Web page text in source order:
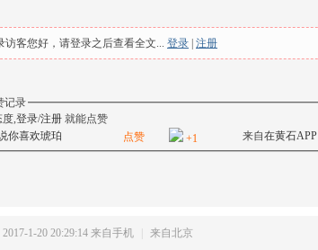
访客您好，请登录之后查看全文... 登录 注册
记录
度,登录/注册 就能点赞
你喜欢琥珀
点赞 +1 来自在黄石APP
1-20 20:29:14 来自手机 来自北京